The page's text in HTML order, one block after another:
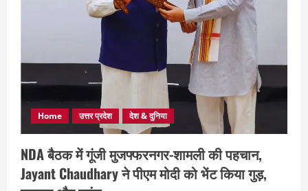
Home उत्तर प्रदेश देश & दुनिया
NDA बैठक में गूंजी मुजफ्फरनगर-शामली की पहचान,
Jayant Chaudhary ने पीएम मोदी को भेंट किया गुड़,